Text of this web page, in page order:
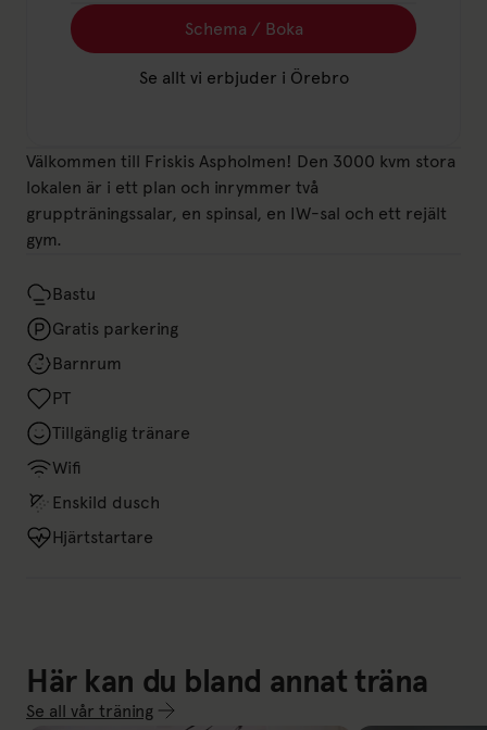
Schema / Boka
Se allt vi erbjuder i Örebro
Välkommen till Friskis Aspholmen! Den 3000 kvm stora
lokalen är i ett plan och inrymmer två
gruppträningssalar, en spinsal, en IW-sal och ett rejält
gym.
Bastu
Gratis parkering
Barnrum
PT
Tillgänglig tränare
Wifi
Enskild dusch
Hjärtstartare
Här kan du bland annat träna
Link till: Se all vår träning
Se all vår träning